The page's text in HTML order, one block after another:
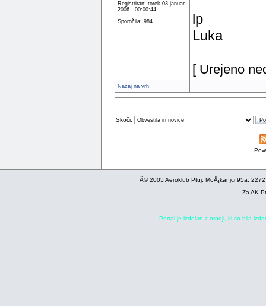
Registriran: torek 03 januar
2006 - 00:00:44
Sporočila: 984
lp
Luka
[ Urejeno
Nazaj na vrh
Skoči:
Â© 2005 Aeroklub Ptuj, MoÅ¡kanjci 95a,
Za AK
Portal je izdelan z orodji, ki so bila